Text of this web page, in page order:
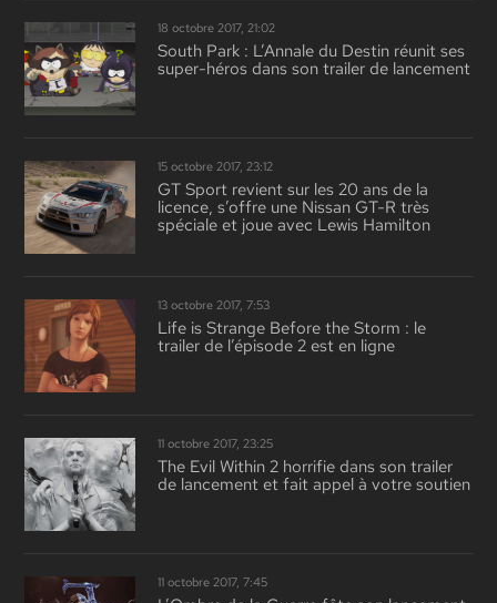
18 octobre 2017, 21:02
South Park : L’Annale du Destin réunit ses
super-héros dans son trailer de lancement
15 octobre 2017, 23:12
GT Sport revient sur les 20 ans de la
licence, s’offre une Nissan GT-R très
spéciale et joue avec Lewis Hamilton
13 octobre 2017, 7:53
Life is Strange Before the Storm : le
trailer de l’épisode 2 est en ligne
11 octobre 2017, 23:25
The Evil Within 2 horrifie dans son trailer
de lancement et fait appel à votre soutien
11 octobre 2017, 7:45